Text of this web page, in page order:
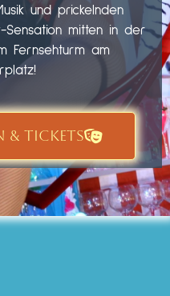
und prickelnden
Sensation mitten in der
Fernsehturm am
& TICKETS